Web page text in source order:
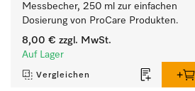
Messbecher, 250 ml zur einfachen
Dosierung von ProCare Produkten.
8,00 € zzgl. MwSt.
Auf Lager
Vergleichen